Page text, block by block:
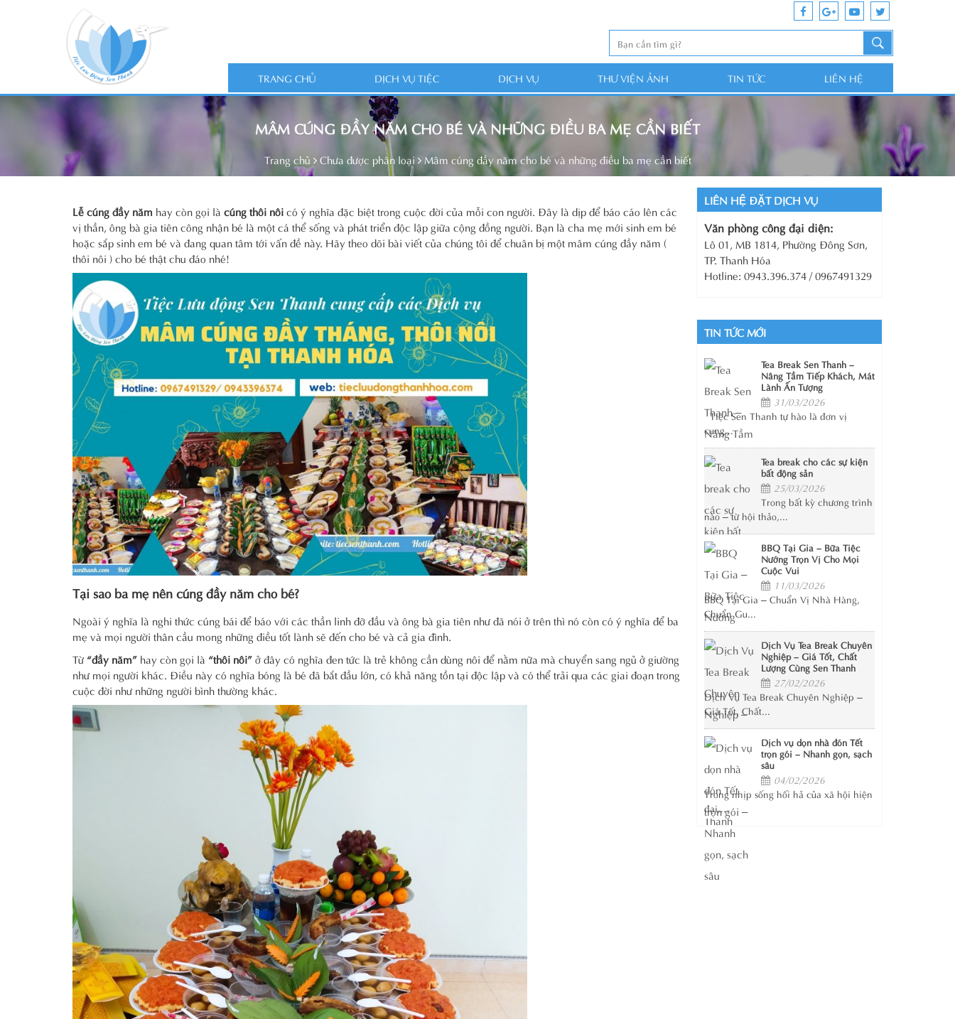
TRANG CHỦ DỊCH VỤ TIỆC DỊCH VỤ THƯ VIỆN ẢNH TIN TỨC LIÊN HỆ
MÂM CÚNG ĐẦY NĂM CHO BÉ VÀ NHỮNG ĐIỀU BA MẸ CẦN BIẾT
Trang chủ Chưa được phân loại Mâm cúng đầy năm cho bé và những điều ba mẹ cần biết
Lễ cúng đầy năm hay còn gọi là cúng thôi nôicó ý nghĩa đặc biệt trong cuộc đời của mỗi con người. Đây là dịp để báo cáo lên các
vị thần, ông bà gia tiên công nhận bé là một cá thể sống và phát triển độc lập giữa cộng đồng người. Bạn là cha mẹ mới sinh em bé
hoặc sắp sinh em bé và đang quan tâm tới vấn đề này. Hãy theo dõi bài viết của chúng tôi để chuân bị một mâm cúng đầy năm (
thôi nôi ) cho bé thật chu đáo nhé!
Tại sao ba mẹ nên cúng đầy năm cho bé?
Ngoài ý nghĩa là nghi thức cúng bái để báo với các thần linh đỡ đầu và ông bà gia tiên như đã nói ở trên thì nó còn có ý nghĩa để ba
mẹ và mọi người thân cầu mong những điều tốt lành sẽ đến cho bé và cả gia đình.
Từ “đầy năm” hay còn gọi là “thôi nôi”ở đây có nghĩa đen tức là trẻ không cần dùng nôi để nằm nữa mà chuyển sang ngủ ở giường
như mọi người khác. Điều này có nghĩa bóng là bé đã bắt đầu lớn, có khả năng tồn tại độc lập và có thể trải qua các giai đoạn trong
cuộc đời như những người bình thường khác.
LIÊN HỆ ĐẶT DỊCH VỤ
Văn phòng công đại diện:
Lô 01, MB 1814, Phường Đông Sơn,
TP. Thanh Hóa
Hotline: 0943.396.374 / 0967491329
TIN TỨC MỚI
Tea Break Sen Thanh –
Nâng Tầm Tiếp Khách, Mát
Lành Ấn Tượng
31/03/2026
Tiệc Sen Thanh tự hào là đơn vị
cung...
Tea break cho các sự kiện
bất động sản
25/03/2026
Trong bất kỳ chương trình
nào – từ hội thảo,...
BBQ Tại Gia – Bữa Tiệc
Nướng Trọn Vị Cho Mọi
Cuộc Vui
11/03/2026
BBQ Tại Gia – Chuẩn Vị Nhà Hàng,
Chuẩn Gu...
Dịch Vụ Tea Break Chuyên
Nghiệp – Giá Tốt, Chất
Lượng Cùng Sen Thanh
27/02/2026
Dịch Vụ Tea Break Chuyên Nghiệp –
Giá Tốt, Chất...
Dịch vụ dọn nhà đón Tết
trọn gói – Nhanh gọn, sạch
sâu
04/02/2026
Trong nhịp sống hối hả của xã hội hiện
đại,...